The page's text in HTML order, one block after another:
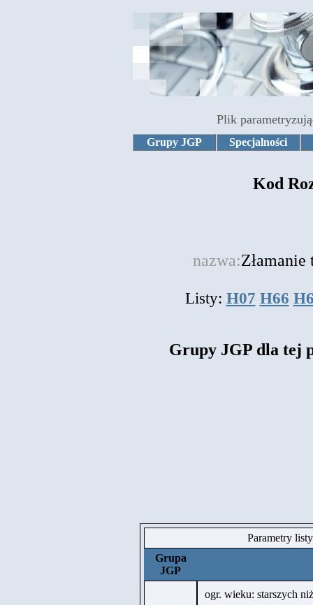
Plik
Grupy JGP Specjalności
Kod
nazwa:
Listy: H07 H66
Grupy JGP dla tej
Parametry
Grupa
JGP
ogr. wieku: starszych